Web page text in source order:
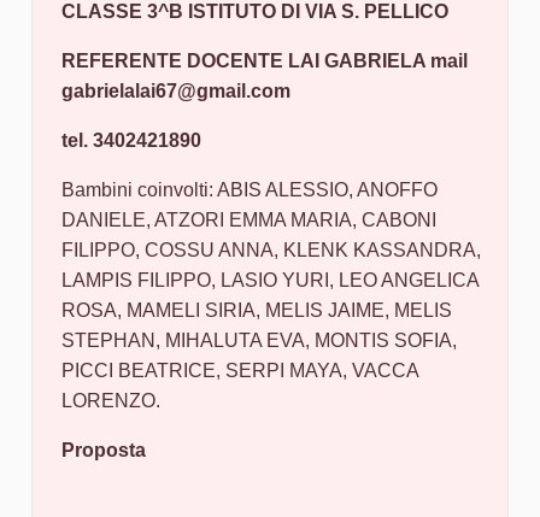
CLASSE 3^B ISTITUTO DI VIA S. PELLICO
REFERENTE DOCENTE LAI GABRIELA mail
gabrielalai67@gmail.com
tel. 3402421890
Bambini coinvolti: ABIS ALESSIO, ANOFFO
DANIELE, ATZORI EMMA MARIA, CABONI
FILIPPO, COSSU ANNA, KLENK KASSANDRA,
LAMPIS FILIPPO, LASIO YURI, LEO ANGELICA
ROSA, MAMELI SIRIA, MELIS JAIME, MELIS
STEPHAN, MIHALUTA EVA, MONTIS SOFIA,
PICCI BEATRICE, SERPI MAYA, VACCA
LORENZO.
Proposta